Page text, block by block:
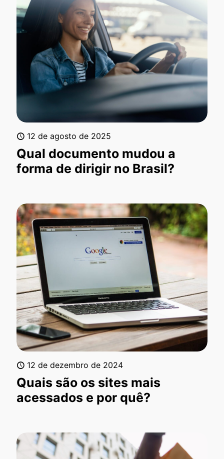
12 de agosto de 2025
Qual documento mudou a
forma de dirigir no Brasil?
12 de dezembro de 2024
Quais são os sites mais
acessados e por quê?